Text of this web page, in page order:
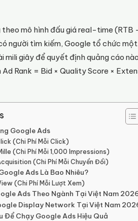
mô hình đấu giá real-time (RTB
người tìm kiếm, Google tổ chức
mili giây để quyết định quảng cáo
Rank = Bid × Quality Score ×
Google Ads
(Chi Phí Mỗi Click)
(Chi Phí Mỗi 1,000 Impressions)
(Chi Phí Mỗi Chuyển Đổi)
Ads Là Bao Nhiêu?
(Chi Phí Mỗi Lượt Xem)
Ads Theo Ngành Tại Việt Nam
Display Network Tại Việt Nam
Để Chạy Google Ads Hiệu Quả